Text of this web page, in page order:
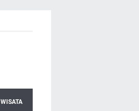
WISATA